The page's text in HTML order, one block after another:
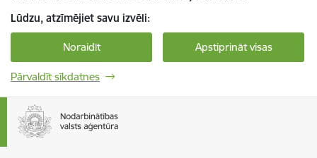
Lūdzu, atzīmējiet savu izvēli:
Noraidīt Apstiprināt visas
Pārvaldīt sīkdatnes